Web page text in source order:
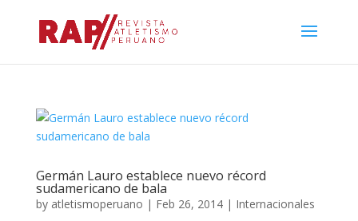
Germán Lauro establece nuevo récord
sudamericano de bala
by atletismoperuano | Feb 26, 2014| Internacionales